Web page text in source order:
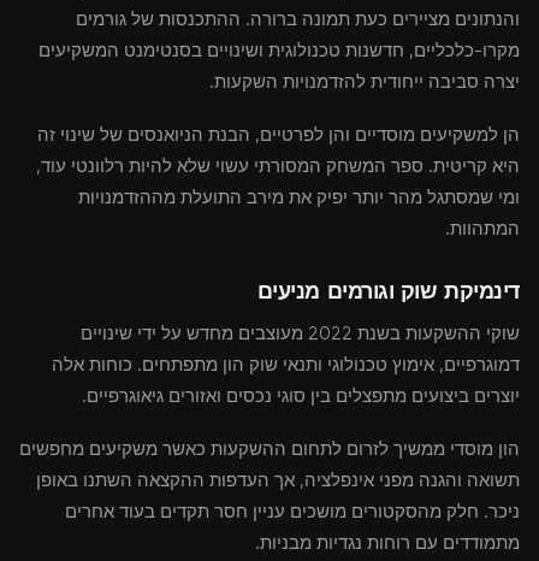
והנתונים מציירים כעת תמונה ברורה. ההתכנסות של גורמים
מקרו-כלכליים, חדשנות טכנולוגית ושינויים בסנטימנט המשקיעים
יצרה סביבה ייחודית להזדמנויות השקעות.
הן למשקיעים מוסדיים והן לפרטיים, הבנת הניואנסים של שינוי זה
היא קריטית. ספר המשחק המסורתי עשוי שלא להיות רלוונטי עוד,
ומי שמסתגל מהר יותר יפיק את מירב התועלת מההזדמנויות
המתהוות.
דינמיקת שוק וגורמים מניעים
שוקי ההשקעות בשנת 2022 מעוצבים מחדש על ידי שינויים
דמוגרפיים, אימוץ טכנולוגי ותנאי שוק הון מתפתחים. כוחות אלה
יוצרים ביצועים מתפצלים בין סוגי נכסים ואזורים גיאוגרפיים.
הון מוסדי ממשיך לזרום לתחום ההשקעות כאשר משקיעים מחפשים
תשואה והגנה מפני אינפלציה, אך העדפות ההקצאה השתנו באופן
ניכר. חלק מהסקטורים מושכים עניין חסר תקדים בעוד אחרים
מתמודדים עם רוחות נגדיות מבניות.